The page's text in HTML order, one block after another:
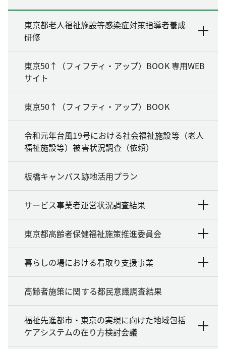
東京都老人福祉施設等感染症対策指導者養成
研修
東京50↑（フィフティ・アップ）BOOK 専用WEB
サイト
東京50↑（フィフティ・アップ）BOOK
令和元年台風19号における社会福祉施設等（老人
福祉施設等）被害状況調査（依頼）
板橋キャンパス跡地活用プラン
サービス事業者運営状況調査結果
東京都高齢者保健福祉施策推進委員会
暮らしの場における看取り支援事業
高齢者施策に関する都民意識調査結果
福祉先進都市・東京の実現に向けた地域包括
ケアシステムの在り方検討会議